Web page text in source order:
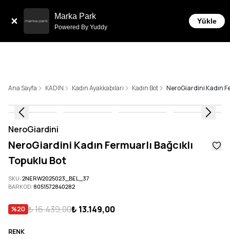
Marka Park
Powered By Yuddy
Yükle
Ana Sayfa KADIN Kadın Ayakkabıları Kadın Bot NeroGiardini Kadın
NeroGiardini
NeroGiardini Kadın Fermuarlı Bağcıklı
Topuklu Bot
SKU:2NERW2025023_BEL_37
BARKOD: 8051572840282
%20 ₺ 16.439,00₺ 13.149,00
RENK